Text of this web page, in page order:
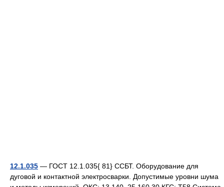
12.1.035 — ГОСТ 12.1.035{ 81} ССБТ. Оборудование для
дуговой и контактной электросварки. Допустимые уровни шума